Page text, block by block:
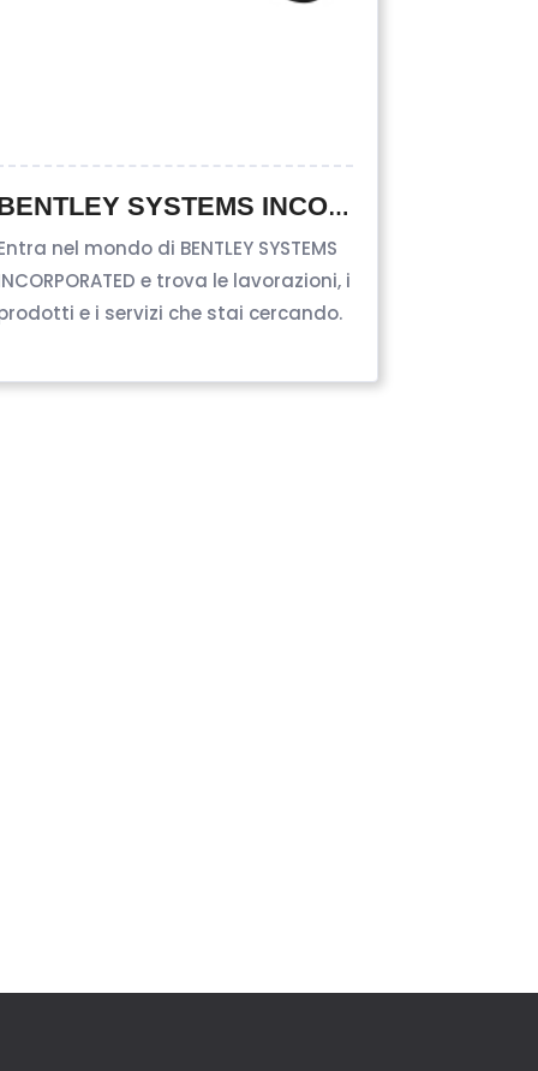
BENTLEY SYSTEMS INCORPORATED
nel mondo di BENTLEY SYSTEMS
e trova le lavorazioni, i
e i servizi che stai cercando.